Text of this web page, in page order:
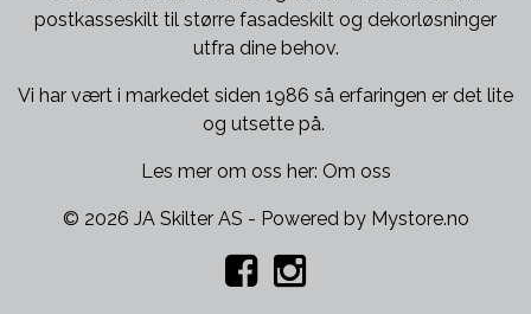
postkasseskilt til større fasadeskilt og dekorløsninger
utfra dine behov.
Vi har vært i markedet siden 1986 så erfaringen er det lite
og utsette på.
Les mer om oss her: Om oss
© 2026 JA Skilter AS - Powered by Mystore.no